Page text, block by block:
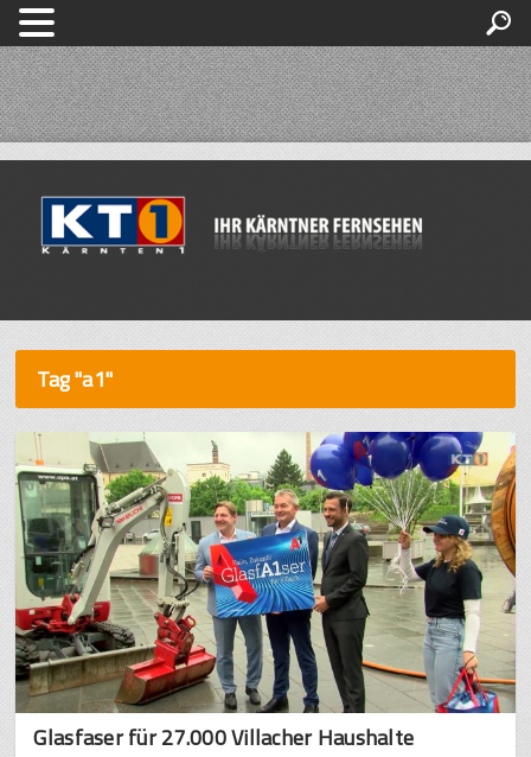
Tag "a1"
Glasfaser für 27.000 Villacher Haushalte